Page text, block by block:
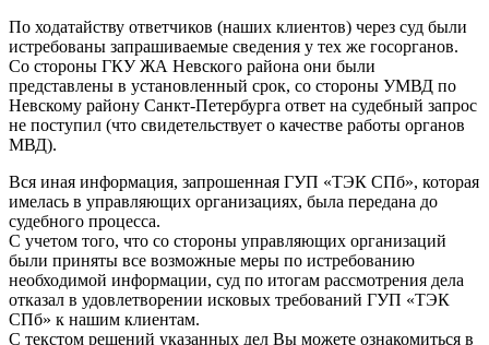
По ходатайству ответчиков (наших клиентов) через суд были
истребованы запрашиваемые сведения у тех же госорганов.
Со стороны ГКУ ЖА Невского района они были
представлены в установленный срок, со стороны УМВД по
Невскому району Санкт-Петербурга ответ на судебный запрос
не поступил (что свидетельствует о качестве работы органов
МВД).
Вся иная информация, запрошенная ГУП «ТЭК СПб», которая
имелась в управляющих организациях, была передана до
судебного процесса.
С учетом того, что со стороны управляющих организаций
были приняты все возможные меры по истребованию
необходимой информации, суд по итогам рассмотрения дела
отказал в удовлетворении исковых требований ГУП «ТЭК
СПб» к нашим клиентам.
С текстом решений указанных дел Вы можете ознакомиться в